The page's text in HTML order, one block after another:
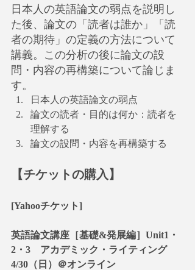
日本人の英語論文の弱点を説明し
た後、論文の「読者は誰か」「読
者の期待」の定義の方法について
講義。この分析の後に論文の設
問・内容の再構築について論じま
す。
​日本人の英語論文の弱点
論文の読者・目的は何か：読者を
理解する
論文の設問・内容を再構築する ​
【チケットの購入】
[Yahooチケット]
英語論文講座［基礎&発展編］Unit1・
2・3　アカデミック・ライティング
4/30（日）＠オンライン